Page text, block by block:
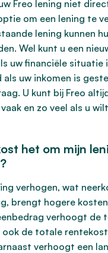
Freo lening niet
om een lening te
lening kunnen
Wel kunt u een
uw financiële situatie
als uw inkomen is
U kunt bij Freo
en zo veel als u
het om mijn
verhogen, wat
brengt hogere
verhoogt de
ook de totale
verhoogt een